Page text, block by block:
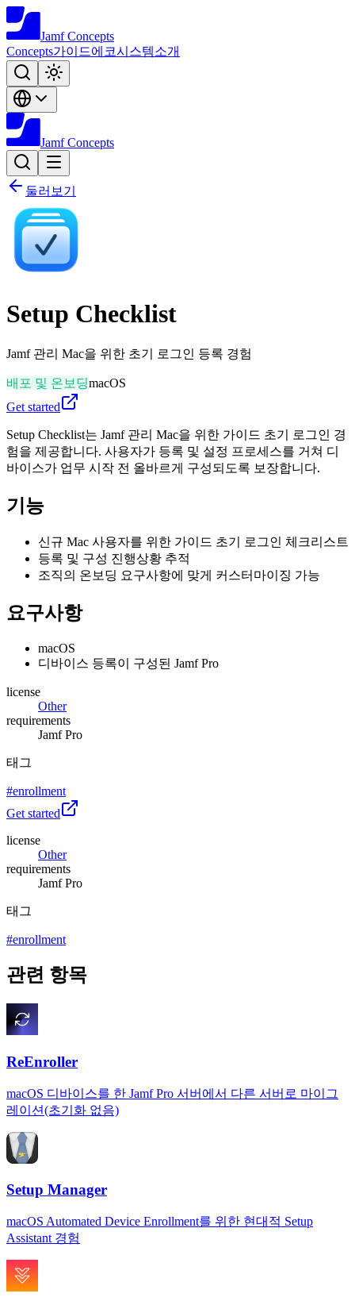
Jamf Concepts
Concepts가이드에코시스템소개
Jamf Concepts
둘러보기
Setup Checklist
Jamf 관리 Mac을 위한 초기 로그인 등록 경험
배포 및 온보딩macOS
Get started
Setup Checklist는 Jamf 관리 Mac을 위한 가이드 초기 로그인 경
험을 제공합니다. 사용자가 등록 및 설정 프로세스를 거쳐 디
바이스가 업무 시작 전 올바르게 구성되도록 보장합니다.
기능
신규 Mac 사용자를 위한 가이드 초기 로그인 체크리스트
등록 및 구성 진행상황 추적
조직의 온보딩 요구사항에 맞게 커스터마이징 가능
요구사항
macOS
디바이스 등록이 구성된 Jamf Pro
license
Other
requirements
Jamf Pro
태그
#enrollment
Get started
license
Other
requirements
Jamf Pro
태그
#enrollment
관련 항목
ReEnroller
macOS 디바이스를 한 Jamf Pro 서버에서 다른 서버로 마이그
레이션(초기화 없음)
Setup Manager
macOS Automated Device Enrollment를 위한 현대적 Setup
Assistant 경험